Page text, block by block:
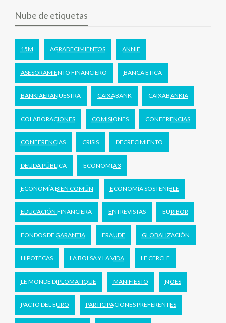
Nube de etiquetas
15M AGRADECIMIENTOS ANNIE
ASESORAMIENTO FINANCIERO BANCA ETICA
BANKIAERANUESTRA CAIXABANK CAIXABANKIA
COLABORACIONES COMISIONES CONFERENCIAS
CONFERENCIAS CRISIS DECRECIMIENTO
DEUDA PÚBLICA ECONOMIA 3
ECONOMÍA BIEN COMÚN ECONOMÍA SOSTENIBLE
EDUCACIÓN FINANCIERA ENTREVISTAS EURIBOR
FONDOS DE GARANTIA FRAUDE GLOBALIZACIÓN
HIPOTECAS LA BOLSA Y LA VIDA LE CERCLE
LE MONDE DIPLOMATIQUE MANIFIESTO NOES
PACTO DEL EURO PARTICIPACIONES PREFERENTES